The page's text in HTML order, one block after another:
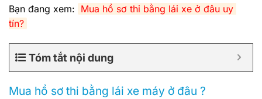
Bạn đang xem: Mua hồ sơ thi bằng lái xe ở đâu uy
tín?
Tóm tắt nội dung
Mua hồ sơ thi bằng lái xe máy ở đâu ?